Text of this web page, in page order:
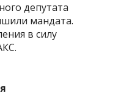
депутата
мандата.
в силу